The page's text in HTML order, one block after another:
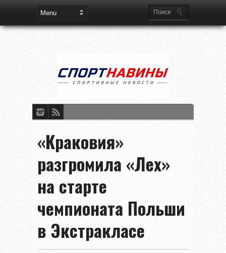
«Краковия»
разгромила «Лех»
на старте
чемпионата Польши
в Экстракласе